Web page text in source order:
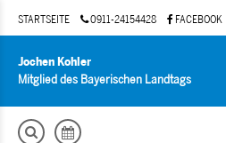
STARTSEITE 0911-24154428 FACEBOOK
Jochen Kohler
Mitglied des Bayerischen Landtags